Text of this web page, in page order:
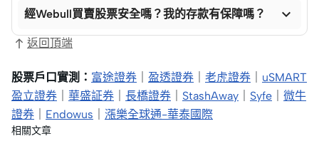
經Webull買賣股票安全嗎？我的存款有保障嗎？ 
返回頂端
股票戶口實測： 富途證券 盈透證券 老虎證券
uSMART
盈立證券
華盛証券 長橋證券 StashAway Syfe
微牛
證券
Endowus 漲樂全球通-華泰國際
相關文章